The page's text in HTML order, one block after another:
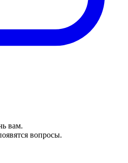
вам.
вопросы.